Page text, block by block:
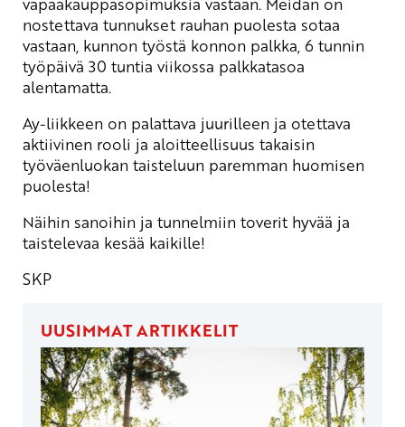
nostettava tunnukset rauhan puolesta sotaa
vastaan, kunnon työstä konnon palkka, 6 tunnin
työpäivä 30 tuntia viikossa palkkatasoa
alentamatta.
Ay-liikkeen on palattava juurilleen ja otettava
aktiivinen rooli ja aloitteellisuus takaisin
työväenluokan taisteluun paremman huomisen
puolesta!
Näihin sanoihin ja tunnelmiin toverit hyvää ja
taistelevaa kesää kaikille!
SKP
UUSIMMAT ARTIKKELIT